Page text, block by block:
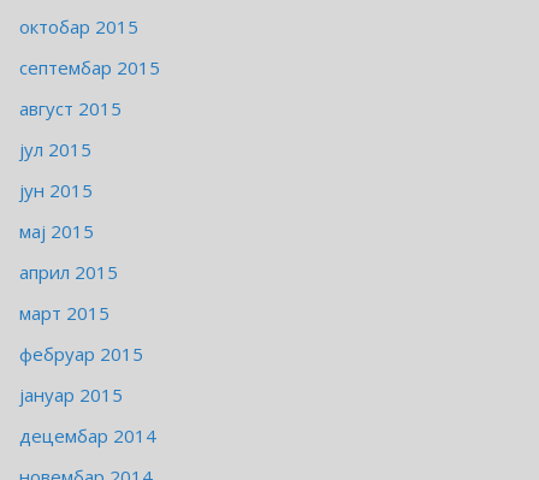
октобар 2015
септембар 2015
август 2015
јул 2015
јун 2015
мај 2015
април 2015
март 2015
фебруар 2015
јануар 2015
децембар 2014